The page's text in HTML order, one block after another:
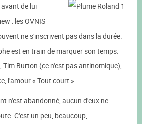
de lui
: les OVNIS
ne s'inscrivent pas dans la durée.
est en train de marquer son temps.
Tim Burton (ce n'est pas antinomique),
l'amour « Tout court ».
n'est abandonné, aucun d'eux ne
C'est un peu, beaucoup,